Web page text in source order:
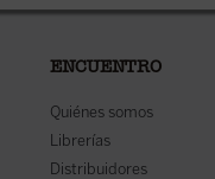
ENCUENTRO
Quiénes somos
Librerías
Distribuidores